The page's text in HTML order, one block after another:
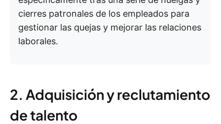
cierres patronales de los empleados para
gestionar las quejas y mejorar las relaciones
laborales.
2. Adquisición y reclutamiento
de talento